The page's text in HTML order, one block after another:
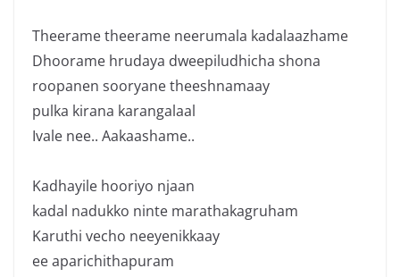
Theerame theerame neerumala kadalaazhame
Dhoorame hrudaya dweepiludhicha shona
roopanen sooryane theeshnamaay
pulka kirana karangalaal
Ivale nee.. Aakaashame..
Kadhayile hooriyo njaan
kadal nadukko ninte marathakagruham
Karuthi vecho neeyenikkaay
ee aparichithapuram